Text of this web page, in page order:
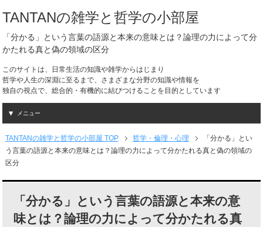
TANTANの雑学と哲学の小部屋
「分かる」という言葉の語源と本来の意味とは？論理の力によって分
かたれる真と偽の領域の区分
このサイトは、日常生活の知識や雑学からはじまり
哲学や人生の深淵に至るまで、さまざまな分野の知識や情報を
独自の視点で、総合的・有機的に結びつけることを目的としています
メニュー
TANTANの雑学と哲学の小部屋 TOP 哲学・倫理・心理
「分かる」とい
う言葉の語源と本来の意味とは？論理の力によって分かたれる真と偽の領域の
区分
「分かる」という言葉の語源と本来の意
味とは？論理の力によって分かたれる真